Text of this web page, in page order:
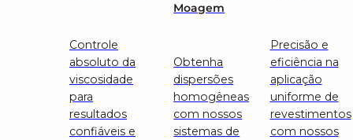
Controle
absoluto da
viscosidade
para
resultados
confiáveis e
Moagem
Obtenha
dispersões
homogêneas
com nossos
sistemas de
Precisão e
eficiência na
aplicação
uniforme de
revestimentos
com nossos